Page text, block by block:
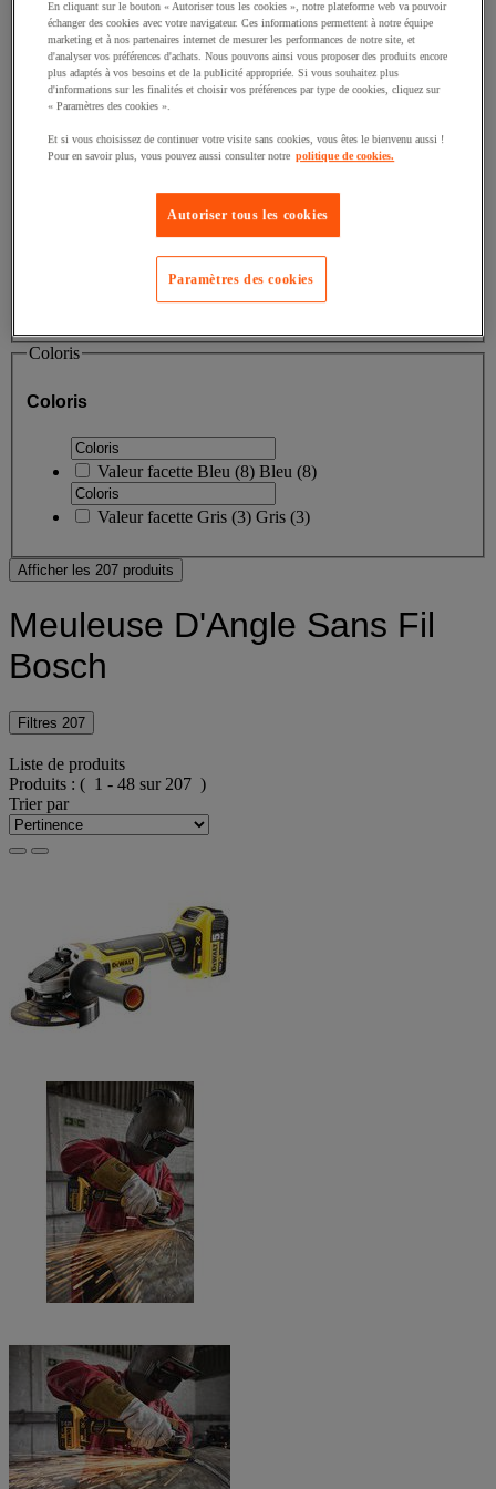
Valeur facette Adaptateur(1) Adaptateur(1)
Valeur facette Butée parallèle( 1) Butée parallèle
Coloris
Coloris
Valeur facette Bleu (8) Bleu (8)
Valeur facette Gris (3) Gris (3)
Afficher les 207 produits
Meuleuse D'Angle Sans Fil
Bosch
Filtres 207
Liste de produits
Produits : ( 1 - 48 sur 207 )
Trier par
En cliquant sur le bouton « Autoriser tous les cookies », notre plateforme web va pouvoir
échanger des cookies avec votre navigateur. Ces informations permettent à notre équipe
marketing et à nos partenaires internet de mesurer les performances de notre site, et
d'analyser vos préférences d'achats. Nous pouvons ainsi vous proposer des produits encore
plus adaptés à vos besoins et de la publicité appropriée. Si vous souhaitez plus
d'informations sur les finalités et choisir vos préférences par type de cookies, cliquez sur
« Paramètres des cookies ».
Et si vous choisissez de continuer votre visite sans cookies, vous êtes le bienvenu aussi !
Pour en savoir plus, vous pouvez aussi consulter notre politique de cookies.
Autoriser tous les cookies
Paramètres des cookies